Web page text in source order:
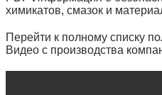
химикатов, смазок и
Перейти к полному списку
Видео с производства